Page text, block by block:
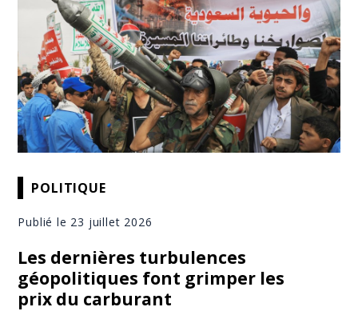
POLITIQUE
Publié le 23 juillet 2026
Les dernières turbulences
géopolitiques font grimper les
prix du carburant